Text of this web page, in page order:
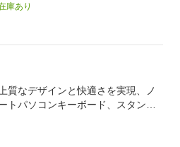
庫あり
上質なデザインと快適さを実現、ノ
トパソコンキーボード、スタンダ